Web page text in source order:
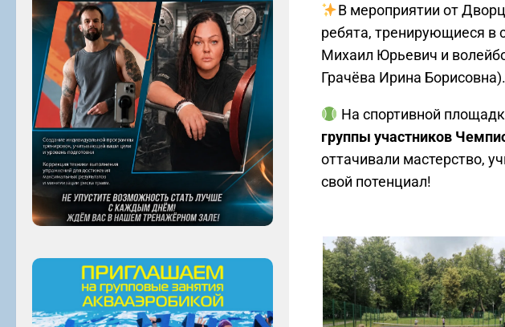
В мероприятии от
ребята, тренирующиеся в
Михаил Юрьевич и
Грачёва Ирина Борисовна).
На спортивной
группы участников
оттачивали мастерство,
свой потенциал!